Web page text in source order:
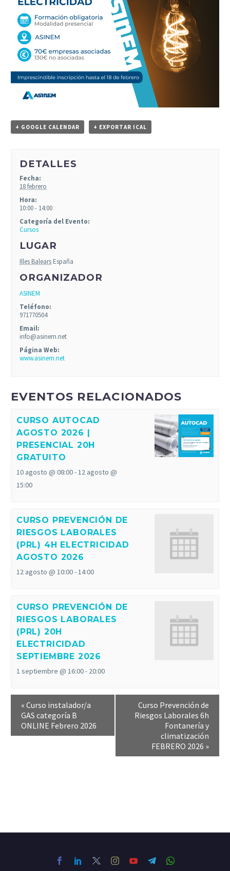
+ GOOGLE CALENDAR + EXPORTAR ICAL
DETALLES
Fecha:
18 febrero
Hora:
10:00 - 14:00
Categoría del Evento:
Cursos
LUGAR
Illes Balears España
ORGANIZADOR
ASINEM
Teléfono:
971770504
Email:
info@asinem.net
Página Web:
www.asinem.net
EVENTOS RELACIONADOS
CURSO AUTOCAD
AGOSTO 2026 |
PRESENCIAL 20H
GRATUITO
10 agosto @ 08:00-12 agosto @
15:00
CURSO PREVENCIÓN DE
RIESGOS LABORALES
(PRL) 4H ELECTRICIDAD
AGOSTO 2026
12 agosto @ 10:00-14:00
CURSO PREVENCIÓN DE
RIESGOS LABORALES
(PRL) 20H
ELECTRICIDAD
SEPTIEMBRE 2026
1 septiembre @ 16:00- 20:00
« Curso instalador/a
GAS categoría B
ONLINE Febrero 2026
Curso Prevención de
Riesgos Laborales 6h
Fontanería y
climatización
FEBRERO 2026 »